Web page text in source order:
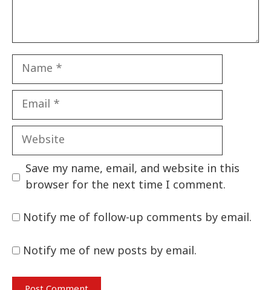
Name
Email
Website
Save my name, email, and website in this
browser for the next time I comment.
Notify me of follow-up comments by email.
Notify me of new posts by email.